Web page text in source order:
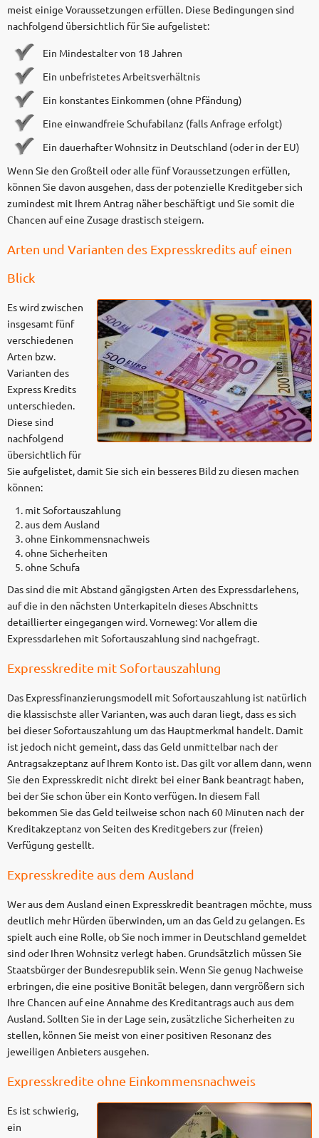
meist einige Voraussetzungen erfüllen. Diese Bedingungen sind
nachfolgend übersichtlich für Sie aufgelistet:
Ein Mindestalter von 18 Jahren
Ein unbefristetes Arbeitsverhältnis
Ein konstantes Einkommen (ohne Pfändung)
Eine einwandfreie Schufabilanz (falls Anfrage erfolgt)
Ein dauerhafter Wohnsitz in Deutschland (oder in der EU)
Wenn Sie den Großteil oder alle fünf Voraussetzungen erfüllen,
können Sie davon ausgehen, dass der potenzielle Kreditgeber sich
zumindest mit Ihrem Antrag näher beschäftigt und Sie somit die
Chancen auf eine Zusage drastisch steigern.
Arten und Varianten des Expresskredits auf einen
Blick
Es wird zwischen
insgesamt fünf
verschiedenen
Arten bzw.
Varianten des
Express Kredits
unterschieden.
Diese sind
nachfolgend
übersichtlich für
Sie aufgelistet, damit Sie sich ein besseres Bild zu diesen machen
können:
mit Sofortauszahlung
aus dem Ausland
ohne Einkommensnachweis
ohne Sicherheiten
ohne Schufa
Das sind die mit Abstand gängigsten Arten des Expressdarlehens,
auf die in den nächsten Unterkapiteln dieses Abschnitts
detaillierter eingegangen wird. Vorneweg: Vor allem die
Expressdarlehen mit Sofortauszahlung sind nachgefragt.
Expresskredite mit Sofortauszahlung
Das Expressfinanzierungsmodell mit Sofortauszahlung ist natürlich
die klassischste aller Varianten, was auch daran liegt, dass es sich
bei dieser Sofortauszahlung um das Hauptmerkmal handelt. Damit
ist jedoch nicht gemeint, dass das Geld unmittelbar nach der
Antragsakzeptanz auf Ihrem Konto ist. Das gilt vor allem dann, wenn
Sie den Expresskredit nicht direkt bei einer Bank beantragt haben,
bei der Sie schon über ein Konto verfügen. In diesem Fall
bekommen Sie das Geld teilweise schon nach 60 Minuten nach der
Kreditakzeptanz von Seiten des Kreditgebers zur (freien)
Verfügung gestellt.
Expresskredite aus dem Ausland
Wer aus dem Ausland einen Expresskredit beantragen möchte, muss
deutlich mehr Hürden überwinden, um an das Geld zu gelangen. Es
spielt auch eine Rolle, ob Sie noch immer in Deutschland gemeldet
sind oder Ihren Wohnsitz verlegt haben. Grundsätzlich müssen Sie
Staatsbürger der Bundesrepublik sein. Wenn Sie genug Nachweise
erbringen, die eine positive Bonität belegen, dann vergrößern sich
Ihre Chancen auf eine Annahme des Kreditantrags auch aus dem
Ausland. Sollten Sie in der Lage sein, zusätzliche Sicherheiten zu
stellen, können Sie meist von einer positiven Resonanz des
jeweiligen Anbieters ausgehen.
Expresskredite ohne Einkommensnachweis
Es ist schwierig,
ein